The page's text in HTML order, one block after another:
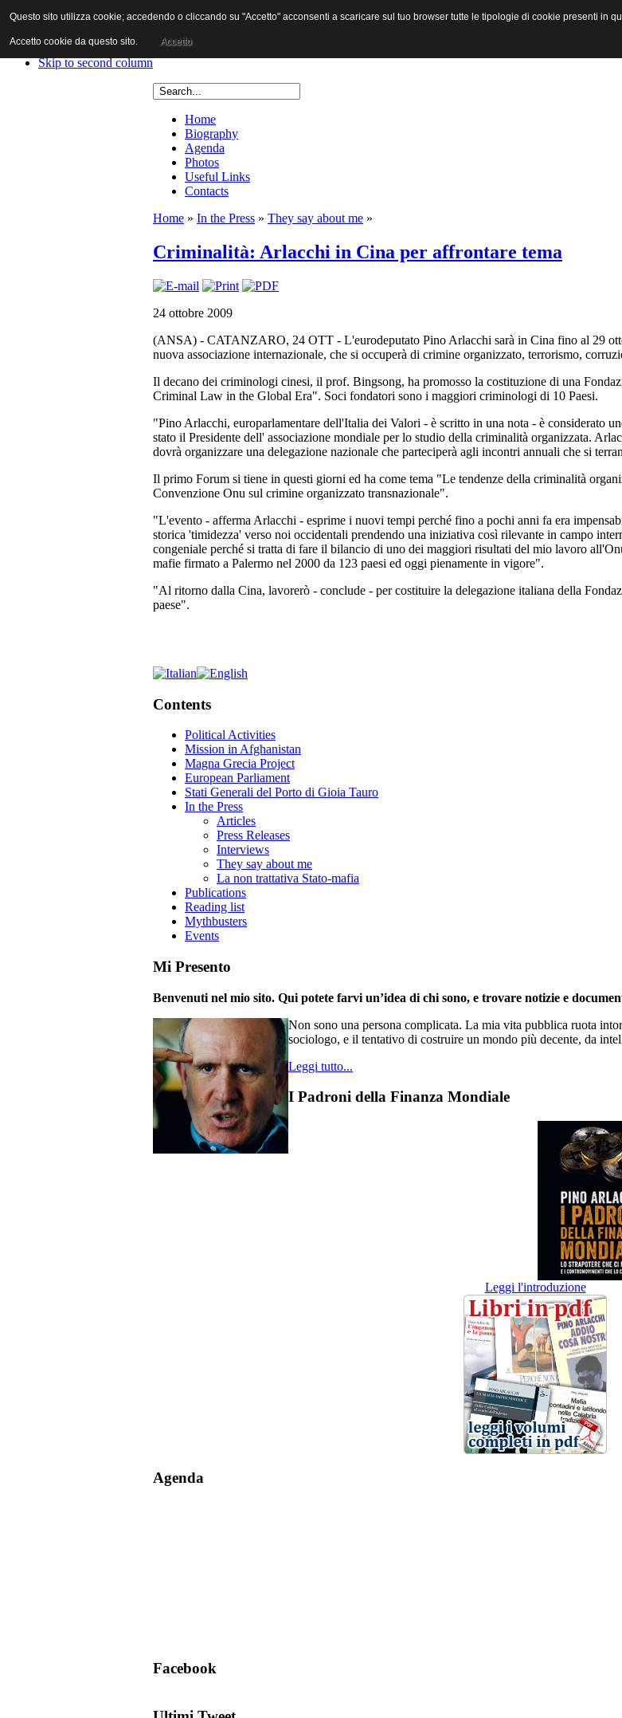
Skip to content
Skip to first column
Skip to second column
Home
Biography
Agenda
Photos
Useful Links
Contacts
Home » In the Press » They say about me »
Criminalità: Arlacchi in Cina per affrontare tema
24 ottobre 2009
(ANSA) - CATANZARO, 24 OTT - L'eurodeputato Pino Arlacchi sarà in Cina fino al 29
nuova associazione internazionale, che si occuperà di crimine organizzato, terrorismo,
Il decano dei criminologi cinesi, il prof. Bingsong, ha promosso la costituzione di una
Criminal Law in the Global Era". Soci fondatori sono i maggiori criminologi di 10 Paesi.
"Pino Arlacchi, europarlamentare dell'Italia dei Valori - è scritto in una nota - è considerato
stato il Presidente dell' associazione mondiale per lo studio della criminalità organizzata.
dovrà organizzare una delegazione nazionale che parteciperà agli incontri annuali che si
Il primo Forum si tiene in questi giorni ed ha come tema "Le tendenze della criminalità
Convenzione Onu sul crimine organizzato transnazionale".
"L'evento - afferma Arlacchi - esprime i nuovi tempi perché fino a pochi anni fa era
storica 'timidezza' verso noi occidentali prendendo una iniziativa così rilevante in campo
congeniale perché si tratta di fare il bilancio di uno dei maggiori risultati del mio lavoro
mafie firmato a Palermo nel 2000 da 123 paesi ed oggi pienamente in vigore".
"Al ritorno dalla Cina, lavorerò - conclude - per costituire la delegazione italiana della
paese".
Contents
Political Activities
Mission in Afghanistan
Magna Grecia Project
European Parliament
Stati Generali del Porto di Gioia Tauro
In the Press
Articles
Press Releases
Interviews
They say about me
La non trattativa Stato-mafia
Publications
Reading list
Mythbusters
Events
Mi Presento
Benvenuti nel mio sito. Qui potete farvi un’idea di chi sono, e trovare notizie e
Non sono una persona complicata. La mia vita pubblica ruota
sociologo, e il tentativo di costruire un mondo più decente, da
Leggi tutto...
I Padroni della Finanza Mondiale
Leggi l'introduzione
Agenda
Facebook
Questo sito utilizza cookie; accedendo o cliccando su "Accetto" acconsenti a scaricare sul tuo browser tutte le tipologie di cookie presenti in
Accetto cookie da questo sito. Accetto